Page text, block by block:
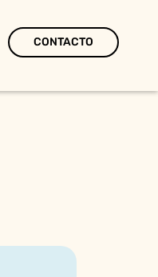
CONTACTO